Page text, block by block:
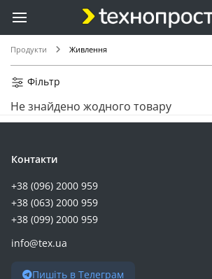
Продукти Живлення
Фільтр
Не знайдено жодного товару
Контакти
+38 (096) 2000 959
+38 (063) 2000 959
+38 (099) 2000 959
info@tex.ua
Пишіть в Телеграм